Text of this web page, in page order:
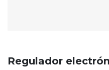
Regulador